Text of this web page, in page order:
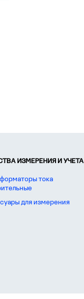
ИЗМЕРЕНИЯ И УЧЕТА
тока
для измерения